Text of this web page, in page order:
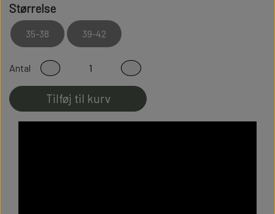
Modstandsdygtige over for slid
Sidder perfekt på foden
Størrelse
35-38 39-42
Antal
Tilføj til kurv